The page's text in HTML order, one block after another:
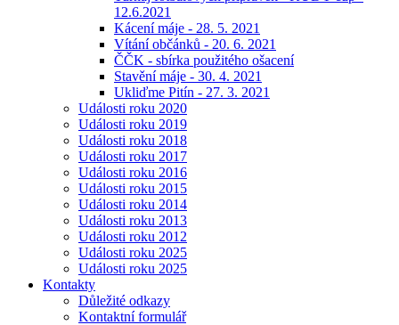
12.6.2021
Kácení máje - 28. 5. 2021
Vítání občánků - 20. 6. 2021
ČČK - sbírka použitého ošacení
Stavění máje - 30. 4. 2021
Ukliďme Pitín - 27. 3. 2021
Události roku 2020
Události roku 2019
Události roku 2018
Události roku 2017
Události roku 2016
Události roku 2015
Události roku 2014
Události roku 2013
Události roku 2012
Události roku 2025
Události roku 2025
Kontakty
Důležité odkazy
Kontaktní formulář